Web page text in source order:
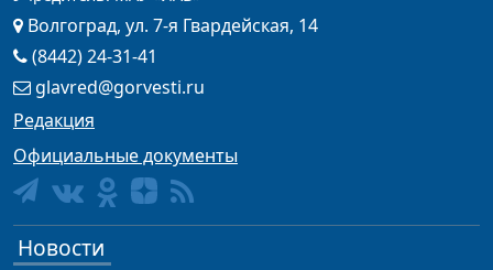
Волгоград, ул. 7-я Гвардейская, 14
(8442) 24-31-41
glavred@gorvesti.ru
Редакция
Официальные документы
Новости